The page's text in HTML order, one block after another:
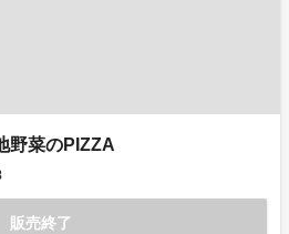
野菜のPIZZA
販売終了